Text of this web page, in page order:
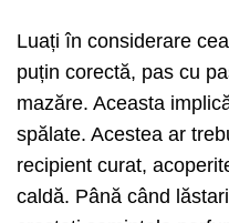
Luați în considerare
puțin corectă, pas cu
mazăre. Aceasta
spălate. Acestea ar
recipient curat,
caldă. Până când